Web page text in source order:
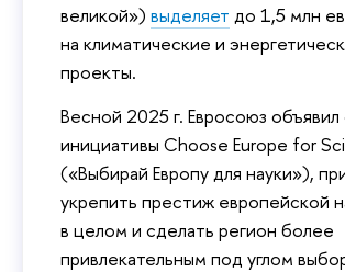
великой») выделяет до 1,5 млн
на климатические и
проекты.
Весной 2025 г. Евросоюз объявил
инициативы Choose Europe for
(«Выбирай Европу для науки»),
укрепить престиж европейской
в целом и сделать регион более
привлекательным под углом